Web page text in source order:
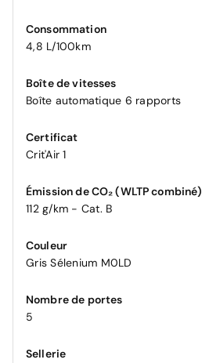
Consommation
4,8 L/100km
Boîte de vitesses
Boîte automatique 6 rapports
Certificat
Crit'Air 1
Émission de CO₂ (WLTP combiné)
112 g/km - Cat. B
Couleur
Gris Sélenium M0LD
Nombre de portes
5
Sellerie